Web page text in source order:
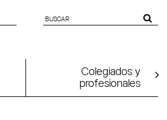
FORMColegiados y
profesionales